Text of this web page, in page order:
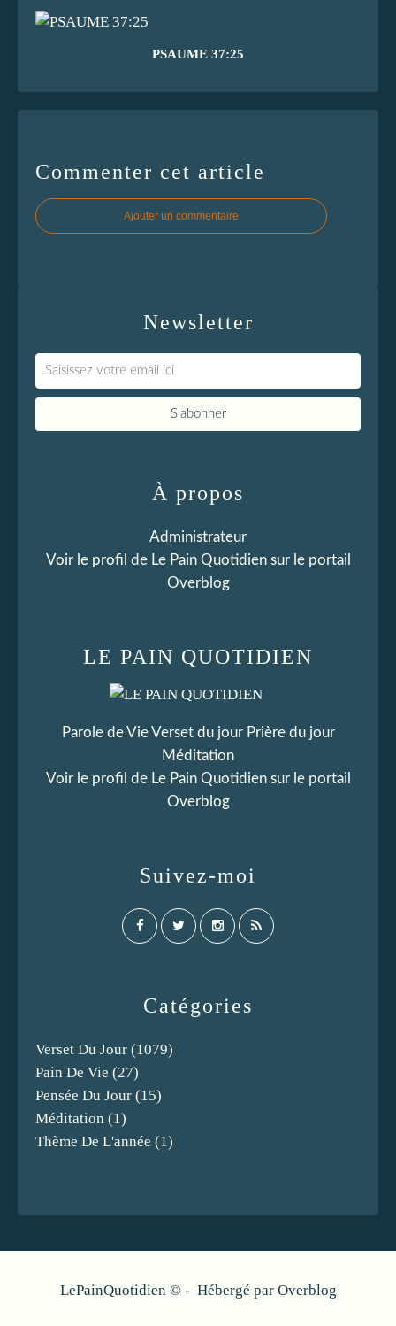
PSAUME 37:25
Commenter cet article
Ajouter un commentaire
Newsletter
Catégories
Verset Du Jour (1079)
Pain De Vie (27)
Pensée Du Jour (15)
Méditation (1)
Thème De L'année (1)
LE PAIN QUOTIDIEN
Parole de Vie Verset du jour Prière du jour
Méditation
Voir le profil de Le Pain Quotidiensur le portail
Overblog
Suivez-moi
À propos
Administrateur
Voir le profil de Le Pain Quotidiensur le portail
Overblog
LePainQuotidien © - Hébergé par Overblog